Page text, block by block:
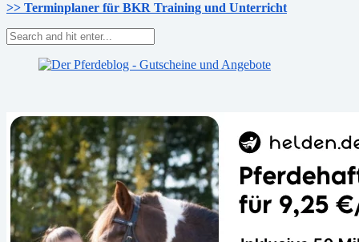
>> Terminplaner für BKR Training und Unterricht